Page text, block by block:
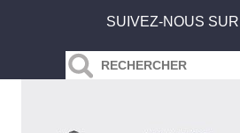
SUIVEZ-NOUS